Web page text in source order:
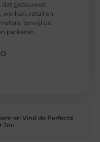
dat gebouwen
retail en
terwijl de
parkeren
en Vind de Perfecte
Jou